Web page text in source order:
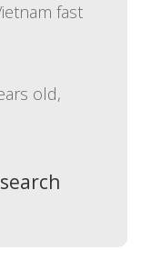
fast
old,